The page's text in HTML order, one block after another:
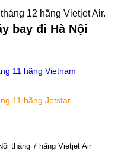
12 hãng Vietjet Air.
bay đi Hà Nội
11 hãng Vietnam
11 hãng Jetstar.
tháng 7 hãng Vietjet Air